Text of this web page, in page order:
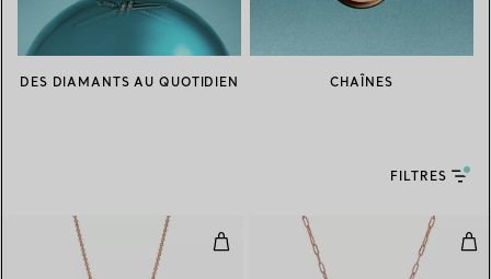
DES DIAMANTS AU QUOTIDIEN CHAÎNES
FILTRES
Pendentif en or rose et saphirs